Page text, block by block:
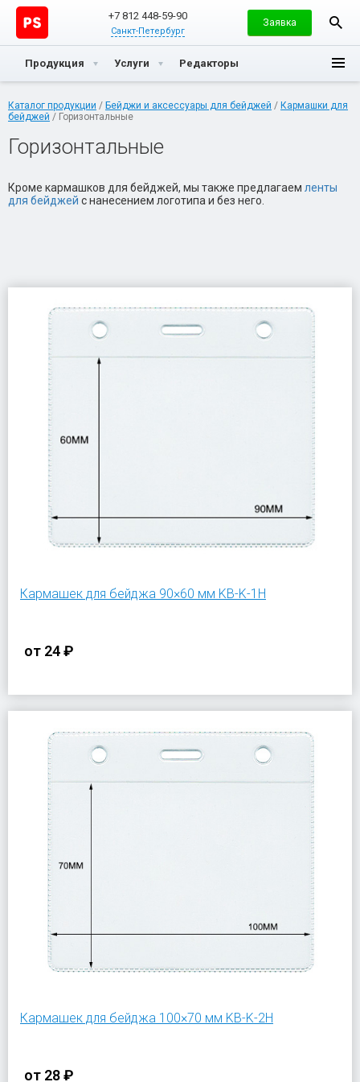
+7 812 448-59-90
Санкт-Петербург
Заявка
Продукция Услуги Редакторы
Каталог продукции / Бейджи и аксессуары для бейджей / Кармашки для
бейджей / Горизонтальные
Горизонтальные
Кроме кармашков для бейджей, мы также предлагаем ленты
для бейджей с нанесением логотипа и без него.
Кармашек для бейджа 90×60 мм KB-K-1H
от 24 ₽
Кармашек для бейджа 100×70 мм KB-K-2H
от 28 ₽